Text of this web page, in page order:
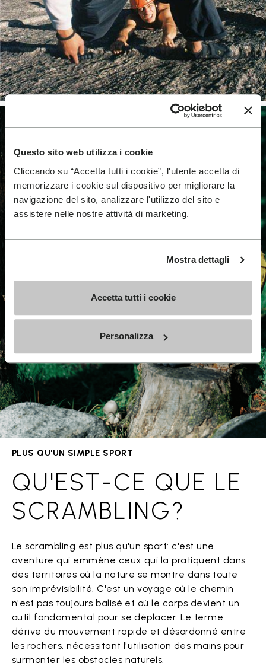
Questo sito web utilizza i cookie
Cliccando su “Accetta tutti i cookie”, l'utente accetta di
memorizzare i cookie sul dispositivo per migliorare la
navigazione del sito, analizzare l'utilizzo del sito e
assistere nelle nostre attività di marketing.
Mostra dettagli
Accetta tutti i cookie
Personalizza
PLUS QU'UN SIMPLE SPORT
QU'EST-CE QUE LE
SCRAMBLING?
Le scrambling est plus qu'un sport: c'est une
aventure qui emmène ceux qui la pratiquent dans
des territoires où la nature se montre dans toute
son imprévisibilité. C'est un voyage où le chemin
n'est pas toujours balisé et où le corps devient un
outil fondamental pour se déplacer. Le terme
dérive du mouvement rapide et désordonné entre
les rochers, nécessitant l'utilisation des mains pour
surmonter les obstacles naturels.